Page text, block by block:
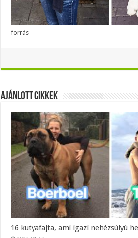
forrás
Ajánlott Cikkek
16 kutyafajta, ami igazi nehézsúlyú